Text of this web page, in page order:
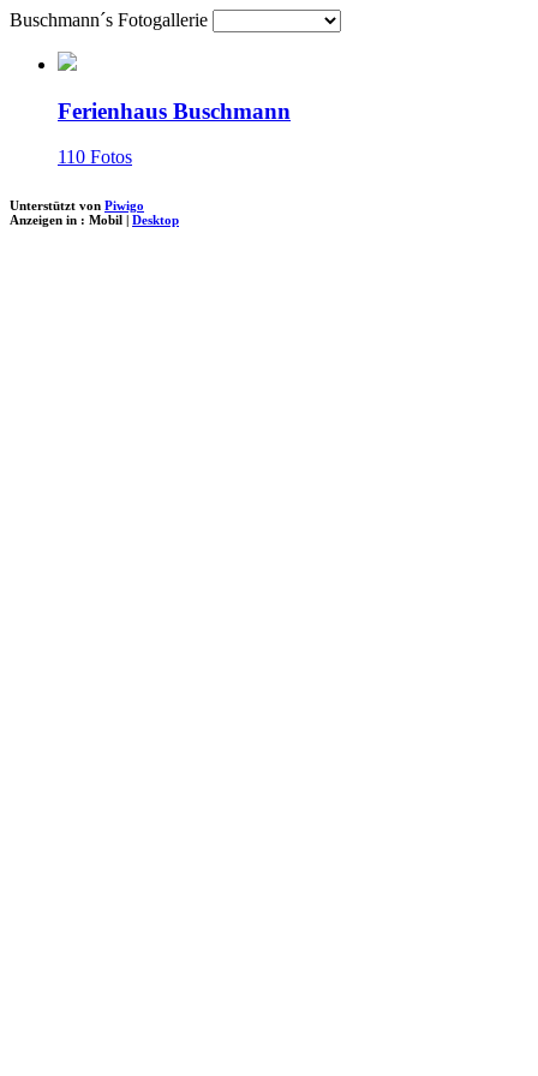
Buschmann´s Fotogallerie
Ferienhaus Buschmann
110 Fotos
Unterstützt von Piwigo
Anzeigen in : Mobil Desktop